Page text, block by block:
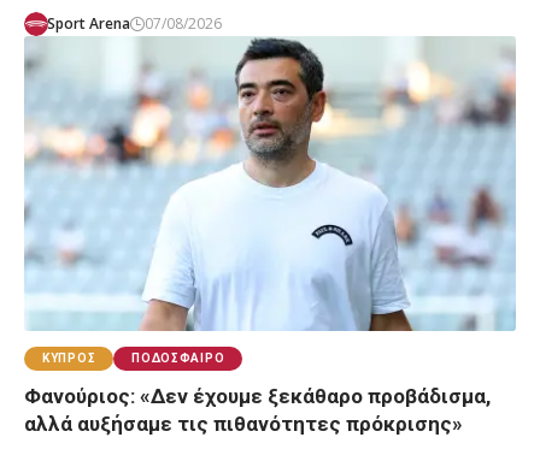
Sport Arena 07/08/2026
ΚΎΠΡΟΣ ΠΟΔΌΣΦΑΙΡΟ
Φανούριος: «Δεν έχουμε ξεκάθαρο προβάδισμα,
αλλά αυξήσαμε τις πιθανότητες πρόκρισης»